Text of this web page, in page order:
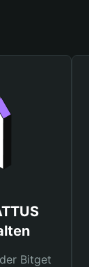
Bitget